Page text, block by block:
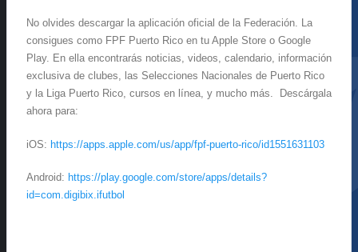
No olvides descargar la aplicación oficial de la Federación. La
consigues como FPF Puerto Rico en tu Apple Store o Google
Play. En ella encontrarás noticias, videos, calendario, información
exclusiva de clubes, las Selecciones Nacionales de Puerto Rico
y la Liga Puerto Rico, cursos en línea, y mucho más. Descárgala
ahora para:
iOS: https://apps.apple.com/us/app/fpf-puerto-rico/id1551631103
Android: https://play.google.com/store/apps/details?
id=com.digibix.ifutbol